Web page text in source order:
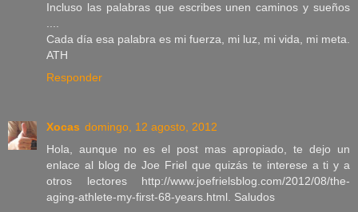
Incluso las palabras que escribes unen caminos y sueños
Cada día esa palabra es mi fuerza, mi luz, mi vida, mi meta.
ATH
Responder
Xocas domingo, 12 agosto, 2012
Hola, aunque no es el post mas apropiado, te dejo un
enlace al blog de Joe Friel que quizás te interese a ti y a
otros lectores http://www.joefrielsblog.com/2012/08/the-
aging-athlete-my-first-68-years.html. Saludos